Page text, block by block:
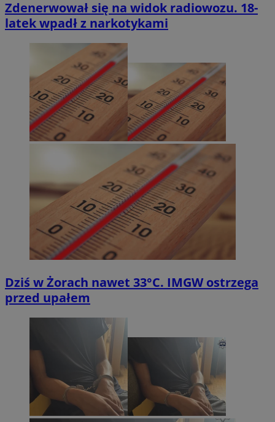
Zdenerwował się na widok radiowozu. 18-
latek wpadł z narkotykami
Dziś w Żorach nawet 33°C. IMGW ostrzega
przed upałem